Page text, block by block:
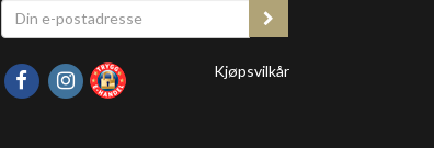
Kjøpsvilkår